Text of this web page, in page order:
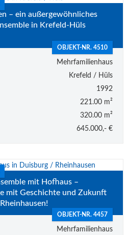
– ein außergewöhnliches
in Krefeld-Hüls
OBJEKT-NR. 4510
Mehrfamilienhaus
Krefeld / Hüls
1992
221.00 m²
320.00 m²
645.000,- €
mit Hofhaus –
mit Geschichte und Zukunft
OBJEKT-NR. 4457
Mehrfamilienhaus